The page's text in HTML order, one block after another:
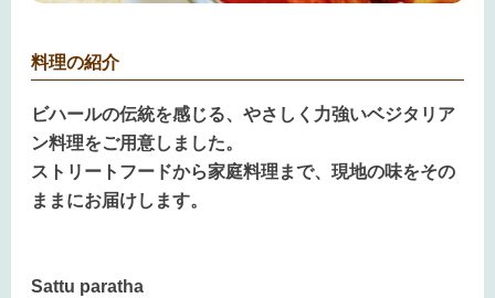
料理の紹介
ビハールの伝統を感じる、やさしく力強いベジタリア
ン料理をご用意しました。
ストリートフードから家庭料理まで、現地の味をその
ままにお届けします。
Sattu paratha